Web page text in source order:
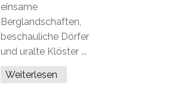
einsame
Berglandschaften,
beschauliche Dörfer
und uralte Klöster ...
Weiterlesen